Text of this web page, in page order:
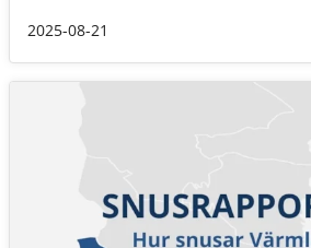
2025-08-21